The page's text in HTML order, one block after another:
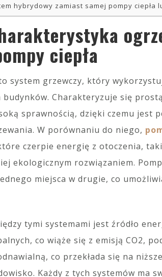
hybrydowy zamiast samej pompy ciepła
ciepła
system grzewczy, który
budynków. Charakteryzuje się
sprawnością, dzięki czemu jest
W porównaniu do niego,
czerpie energię z otoczenia,
ekologicznym rozwiązaniem.
miejsca w drugie, co
tymi systemami jest źródło
co wiąże się z emisją CO2,
co przekłada się na
Każdy z tych systemów ma